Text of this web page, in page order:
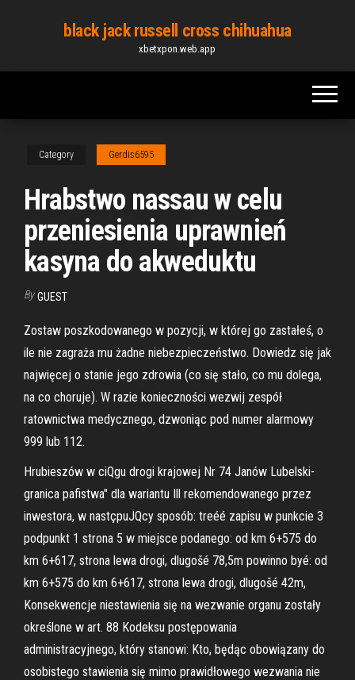
content
black jack russell cross chihuahua
xbetxpon.web.app
Category Gerdis6595
Hrabstwo nassau w celu
przeniesienia uprawnień
kasyna do akweduktu
By GUEST
Zostaw poszkodowanego w pozycji, w której go zastałeś, o
ile nie zagraża mu żadne niebezpieczeństwo. Dowiedz się jak
najwięcej o stanie jego zdrowia (co się stało, co mu dolega,
na co choruje). W razie konieczności wezwij zespół
ratownictwa medycznego, dzwoniąc pod numer alarmowy
999 lub 112.
Hrubieszów w ciQgu drogi krajowej Nr 74 Janów Lubelski-
granica pafistwa" dla wariantu Ill rekomendowanego przez
inwestora, w nastçpuJQcy sposób: treéé zapisu w punkcie 3
podpunkt 1 strona 5 w miejsce podanego: od km 6+575 do
km 6+617, strona lewa drogi, dlugošé 78,5m powinno byé: od
km 6+575 do km 6+617, strona lewa drogi, dlugošé 42m,
Konsekwencje niestawienia się na wezwanie organu zostały
określone w art. 88 Kodeksu postępowania
administracyjnego, który stanowi: Kto, będąc obowiązany do
osobistego stawienia się mimo prawidłowego wezwania nie